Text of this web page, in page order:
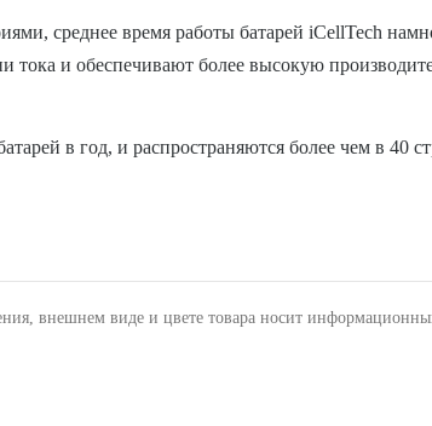
среднее время работы батарей iCellTech
и обеспечивают более высокую
в год, и распространяются более чем в
внешнем виде и цвете товара носит